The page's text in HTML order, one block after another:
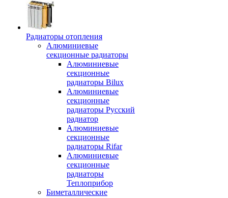
Радиаторы отопления
Алюминиевые
секционные радиаторы
Алюминиевые
секционные
радиаторы Bilux
Алюминиевые
секционные
радиаторы Русский
радиатор
Алюминиевые
секционные
радиаторы Rifar
Алюминиевые
секционные
радиаторы
Теплоприбор
Биметаллические